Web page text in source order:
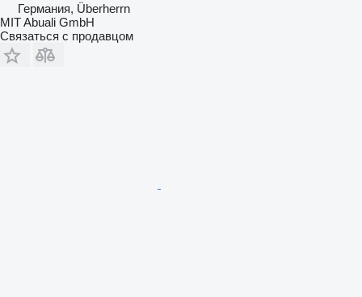
Германия, Überherrn
MIT Abuali GmbH
Связаться с продавцом